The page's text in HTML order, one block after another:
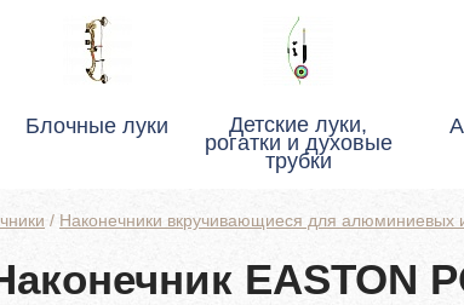
Блочные луки Детские луки,
рогатки и духовые
трубки
/ Наконечники вкручивающиеся для алюминиевых
EASTON